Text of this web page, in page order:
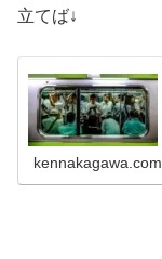
立てば↓
kennakagawa.com